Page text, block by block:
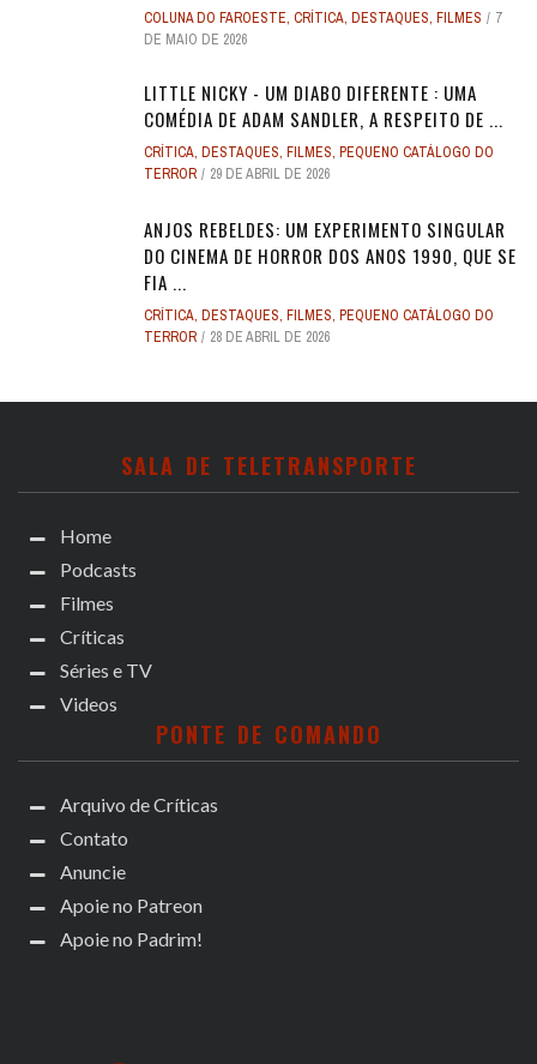
COLUNA DO FAROESTE, CRÍTICA, DESTAQUES, FILMES
7
DE MAIO DE 2026
LITTLE NICKY - UM DIABO DIFERENTE : UMA
COMÉDIA DE ADAM SANDLER, A RESPEITO DE ...
CRÍTICA, DESTAQUES, FILMES, PEQUENO CATÁLOGO DO
TERROR
29 DE ABRIL DE 2026
ANJOS REBELDES: UM EXPERIMENTO SINGULAR
DO CINEMA DE HORROR DOS ANOS 1990, QUE SE
FIA ...
CRÍTICA, DESTAQUES, FILMES, PEQUENO CATÁLOGO DO
TERROR
28 DE ABRIL DE 2026
SALA DE TELETRANSPORTE
Home
Podcasts
Filmes
Críticas
Séries e TV
Videos
PONTE DE COMANDO
Arquivo de Críticas
Contato
Anuncie
Apoie no Patreon
Apoie no Padrim!